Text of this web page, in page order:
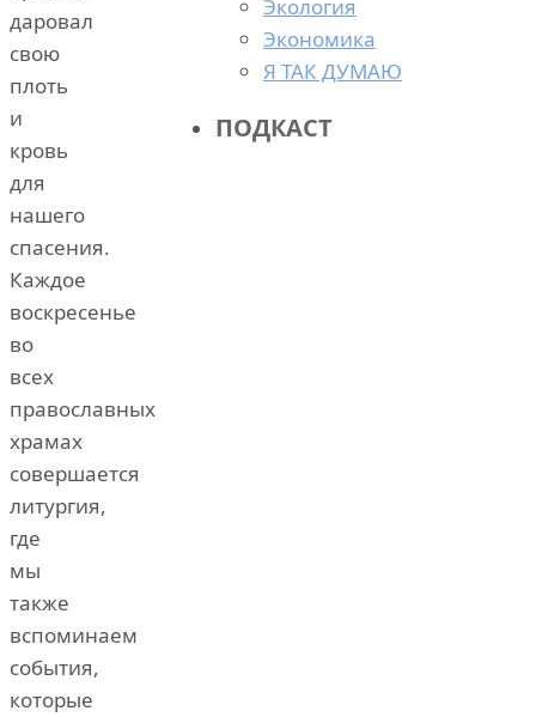
даровал
свою
плоть
и
кровь
для
нашего
спасения.
Каждое
воскресенье
во
всех
православных
храмах
совершается
литургия,
где
мы
также
вспоминаем
события,
которые
Экология
Экономика
Я ТАК ДУМАЮ
ПОДКАСТ